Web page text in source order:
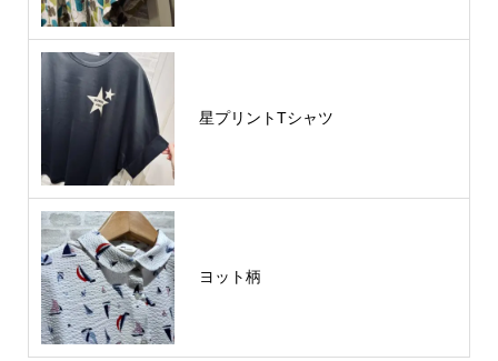
星プリントTシャツ
ヨット柄